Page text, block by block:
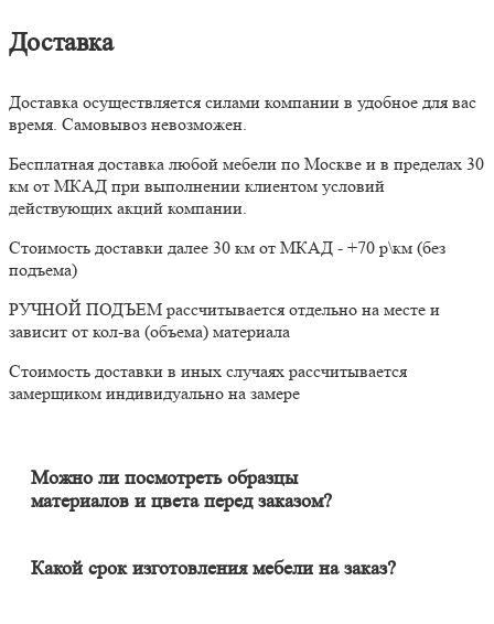
Доставка
Доставка осуществляется силами компании в удобное для вас
время. Самовывоз невозможен.
Бесплатная доставка любой мебели по Москве и в пределах 30
км от МКАД при выполнении клиентом условий
действующих акций компании.
Стоимость доставки далее 30 км от МКАД - +70 р\км (без
подъема)
РУЧНОЙ ПОДЪЕМ рассчитывается отдельно на месте и
зависит от кол-ва (объема) материала
Стоимость доставки в иных случаях рассчитывается
замерщиком индивидуально на замере
Можно ли посмотреть образцы
материалов и цвета перед заказом?
месте в собственном освещении увидеть, как будут выглядеть
Какой срок изготовления мебели на заказ?